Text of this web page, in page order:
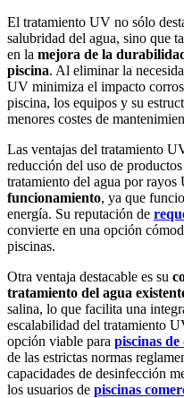
El tratamiento UV no sólo
salubridad del agua, sino que
en la mejora de la
piscina. Al eliminar la
UV minimiza el impacto
piscina, los equipos y su
menores costes de
Las ventajas del tratamiento
reducción del uso de
tratamiento del agua por rayos
funcionamiento, ya que
energía. Su reputación de
convierte en una opción
piscinas.
Otra ventaja destacable es su
tratamiento del agua
salina, lo que facilita una
escalabilidad del tratamiento
opción viable para piscinas
de las estrictas normas
capacidades de desinfección
los usuarios de piscinas